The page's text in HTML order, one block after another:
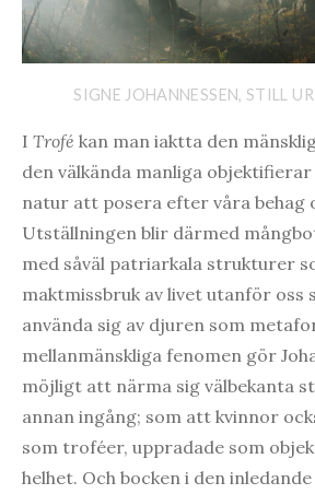
SIGNE JOHANNESSEN, STILL
I Trofé kan man iaktta den
den välkända manliga
natur att posera efter våra behag
Utställningen blir därmed
med såväl patriarkala strukturer
maktmissbruk av livet utanför oss
använda sig av djuren som
mellanmänskliga fenomen gör
möjligt att närma sig välbekanta
annan ingång; som att kvinnor
som troféer, uppradade som
helhet. Och bocken i den